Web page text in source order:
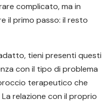
complicato, ma in
il primo passo: il resto
tieni presenti questi
con il tipo di problema
terapeutico che
relazione con il proprio